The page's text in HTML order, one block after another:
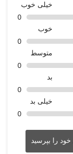
خیلی خوب
0
خوب
0
متوسط
0
بد
0
خیلی بد
0
را بپرسید